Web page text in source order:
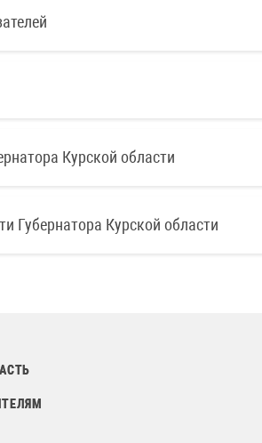
Курской области
Губернатора Курской области